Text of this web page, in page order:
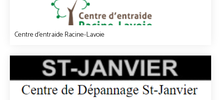
Centre d'entraide Racine-Lavoie